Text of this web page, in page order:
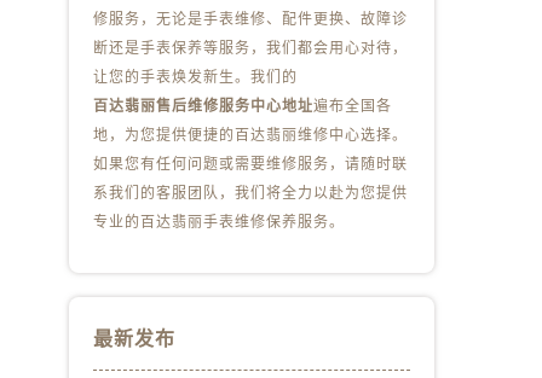
修服务，无论是手表维修、配件更换、故障诊
断还是手表保养等服务，我们都会用心对待，
让您的手表焕发新生。我们的
百达翡丽售后维修服务中心地址遍布全国各
地，为您提供便捷的百达翡丽维修中心选择。
如果您有任何问题或需要维修服务，请随时联
系我们的客服团队，我们将全力以赴为您提供
专业的百达翡丽手表维修保养服务。
最新发布